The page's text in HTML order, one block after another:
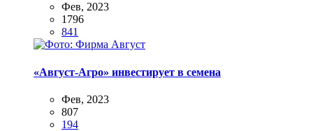
Фев, 2023
1796
841
«Август-Агро» инвестирует в семена
Фев, 2023
807
194